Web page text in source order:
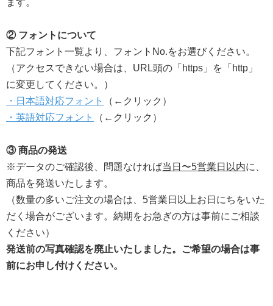
② フォントについて
下記フォント一覧より、フォントNo.をお選びください。
（アクセスできない場合は、URL頭の「https」を「http」
に変更してください。） ​
・日本語対応フォント
（←クリック）
・英語対応フォント
（←クリック）
③ 商品の発送
※データのご確認後、問題なければ当日〜5営業日以内に、
商品を発送いたします。
（数量の多いご注文の場合は、5営業日以上お日にちをいた
だく場合がございます。納期をお急ぎの方は事前にご相談
ください）
発送前の写真確認を廃止いたしました。ご希望の場合は事
前にお申し付けください。